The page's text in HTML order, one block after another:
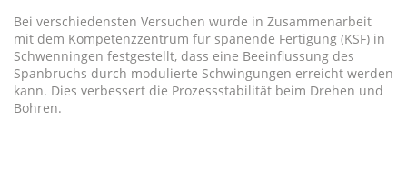
Bei verschiedensten Versuchen wurde in Zusammenarbeit
mit dem Kompetenzzentrum für spanende Fertigung (KSF) in
Schwenningen festgestellt, dass eine Beeinflussung des
Spanbruchs durch modulierte Schwingungen erreicht werden
kann. Dies verbessert die Prozessstabilität beim Drehen und
Bohren.